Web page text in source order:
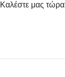
Καλέστε μας